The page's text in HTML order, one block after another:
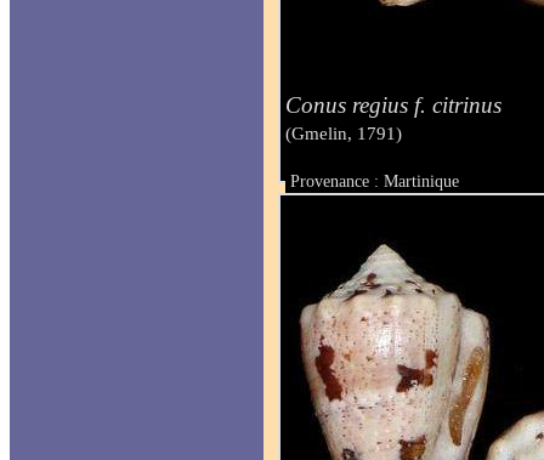
Conus regius f. citrinus
(Gmelin, 1791)
Provenance : Martinique
Taille : 55.4 mm